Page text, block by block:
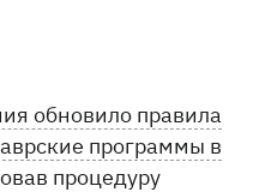
обновило правила
программы в
процедуру